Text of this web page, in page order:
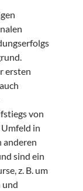
ersten
von
in
anderen
sind ein
z. B. um
und